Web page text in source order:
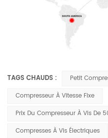
TAGS CHAUDS :
Petit
Compresseur À Vitesse Fixe
Prix ​​​​du Compresseur À Vis De
Compresses À Vis Électriques